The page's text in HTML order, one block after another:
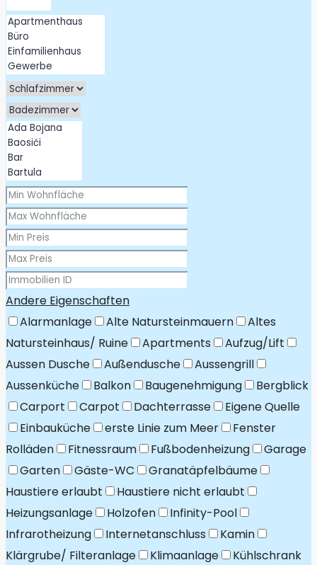
Andere Eigenschaften
Alarmanlage
Alte Natursteinmauern
Altes
Natursteinhaus/ Ruine
Apartments
Aufzug/Lift
Aussen Dusche
Außendusche
Aussengrill
Aussenküche
Balkon Baugenehmigung
Bergblick
Carport
Carpot Dachterrasse
Eigene Quelle
Einbauküche
erste Linie zum Meer
Fenster
Rolläden
Fitnessraum Fußbodenheizung
Garage
Garten
Gäste-WC
Granatäpfelbäume
Haustiere erlaubt
Haustiere nicht erlaubt
Heizungsanlage
Holzofen
Infinity-Pool
Infrarotheizung
Internetanschluss
Kamin
Klärgrube/ Filteranlage
Klimaanlage
Kühlschrank